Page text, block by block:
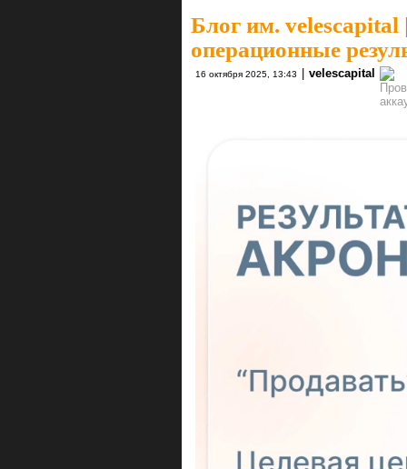
Блог им. velescapital
операционные
16 октября 2025, 13:43 velescapital